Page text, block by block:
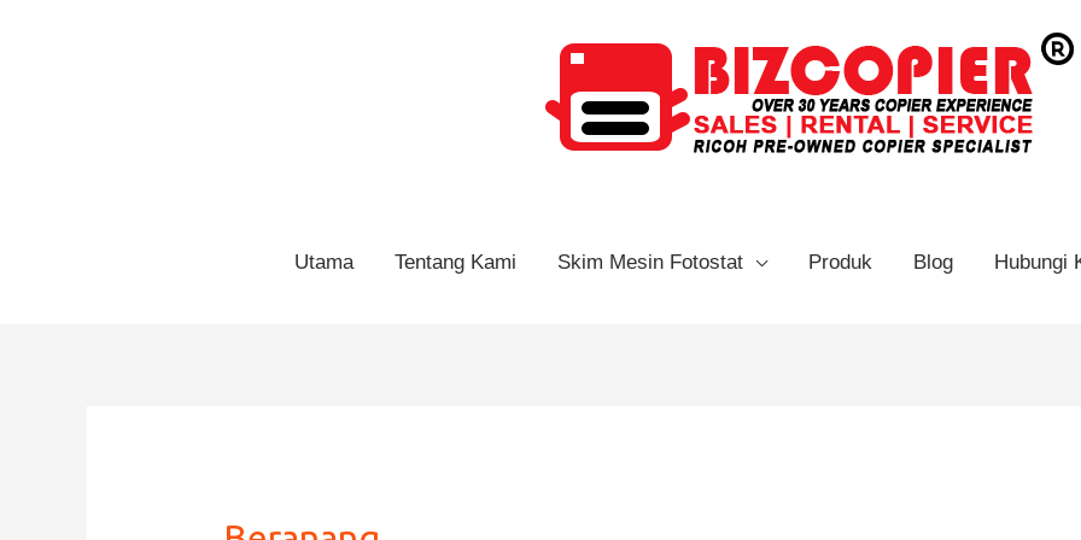
Utama Tentang Kami Skim Mesin Fotostat Produk Blog Hubungi